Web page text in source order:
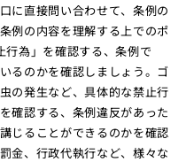
に直接問い合わせて、条例の
例の内容を理解する上でのポ
行為」を確認する、条例で
るのかを確認しましょう。ゴ
の発生など、具体的な禁止行
確認する、条例違反があった
じることができるのかを確認
金、行政代執行など、様々な